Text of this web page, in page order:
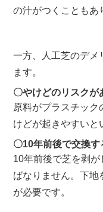
の汁がつくこともあ
一方、人工芝のデメ
ます。
〇やけどのリスクが
原料がプラスチッ
けどが起きやすいと
〇10年前後で交換す
10年前後で芝を剥
ばなりません。下地
が必要です。